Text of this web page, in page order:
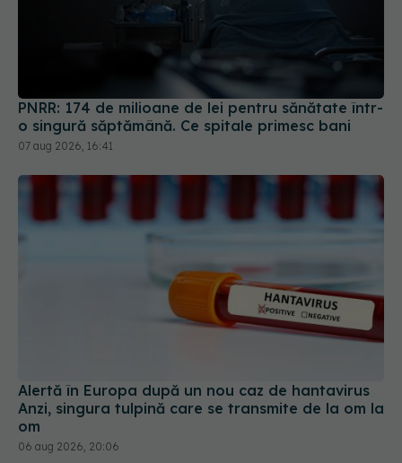
PNRR: 174 de milioane de lei pentru sănătate într-
o singură săptămână. Ce spitale primesc bani
Alertă în Europa după un nou caz de hantavirus
06 aug 2026, 20:06